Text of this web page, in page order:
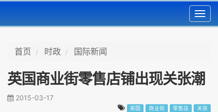
首页 时政 国际新闻
英国商业街零售店铺出现关张潮
2015-03-17
英国 商业街 零售店 关张